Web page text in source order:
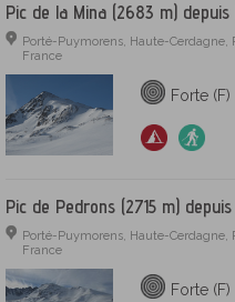
Pic de la Mina (2683 m)
Porté-Puymorens, Haute-
France
Forte (F)
Pic de Pedrons (2715 m)
Porté-Puymorens, Haute-
France
Forte (F)